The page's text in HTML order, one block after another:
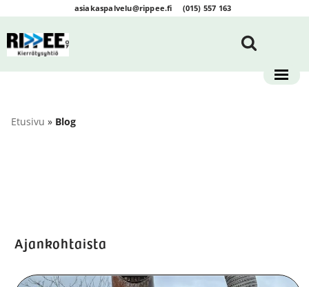
Siirry
suoraan
sisältöön
asiakaspalvelu@rippee.fi (015) 557 163
Etusivu » Blog
Ajankohtaista